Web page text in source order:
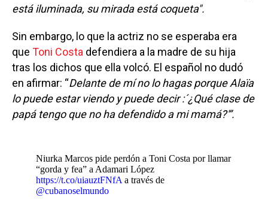
está iluminada, su mirada está coqueta".
Sin embargo, lo que la actriz no se esperaba era
que Toni Costa defendiera a la madre de su hija
tras los dichos que ella volcó. El español no dudó
en afirmar: “Delante de mí no lo hagas porque Alaïa
lo puede estar viendo y puede decir :´¿Qué clase de
papá tengo que no ha defendido a mi mamá?'”.
Niurka Marcos pide perdón a Toni Costa por llamar
“gorda y fea” a Adamari López
https://t.co/uiauztFNfA a través de
@cubanoselmundo